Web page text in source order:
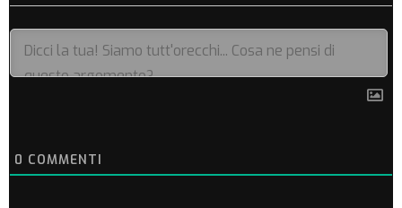
0 COMMENTI